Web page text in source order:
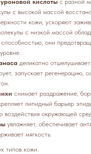
кислоты с разной
с высокой массой
кожи, ускоряют
с низкой массой
они
деликатно
запускает регенерацию,
снимает раздражение,
липидный барьер
воздействия окружающей
увлажняет, обеспечивает
мягкость.
типов кожи.